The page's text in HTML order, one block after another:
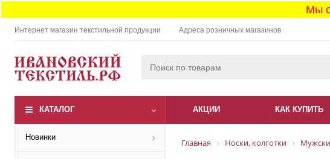
Мы
Интернет магазин текстильной продукции Адреса розничных магазинов
КАТАЛОГ АКЦИИ КАК КУПИТЬ
Новинки
Главная Носки, колготки